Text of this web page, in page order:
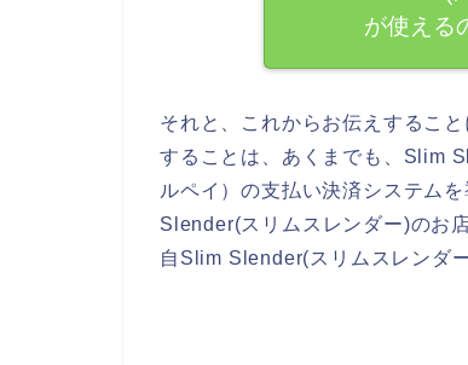
が使える
それと、これからお伝えするこ
することは、あくまでも、Slim
ルペイ）の支払い決済システム
Slender(スリムスレンダー)のお
自Slim Slender(スリムスレンダ